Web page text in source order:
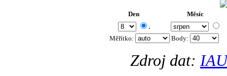
Den Měsíc
.
Měřítko: Body:
Zdroj dat: